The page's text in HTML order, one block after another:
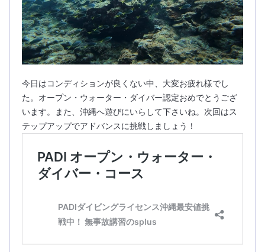
今日はコンディションが良くない中、大変お疲れ様でし
た。オープン・ウォーター・ダイバー認定おめでとうござ
います。また、沖縄へ遊びにいらして下さいね。次回はス
テップアップでアドバンスに挑戦しましょう！